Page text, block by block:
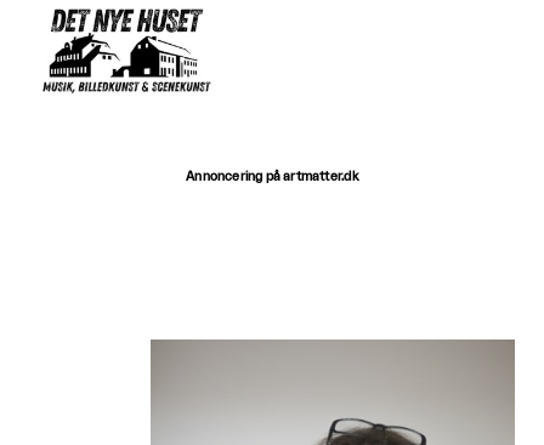
Annoncering på artmatter.dk